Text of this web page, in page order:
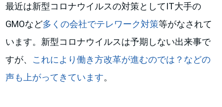
最近は新型コロナウイルスの対策としてIT大手の
GMOなど多くの会社でテレワーク対策等がなされて
います。新型コロナウイルスは予期しない出来事で
すが、 これにより働き方改革が進むのでは？などの
声も上がってきています。